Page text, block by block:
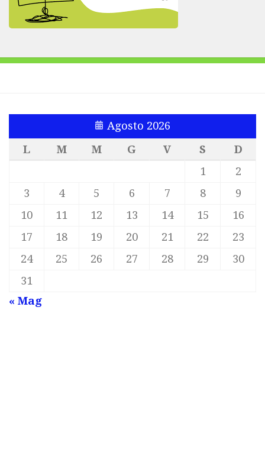
Agosto 2026
L
M M G V S
D
1
2
3
4 5 6 7 8
9
10
11 12 13 14 15
16
17
18 19 20 21 22
23
24
25 26 27 28 29
30
31
« Mag